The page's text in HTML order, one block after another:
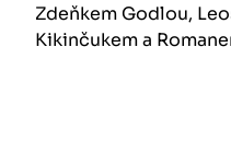
Zdeňkem Godlou,
Kikinčukem a